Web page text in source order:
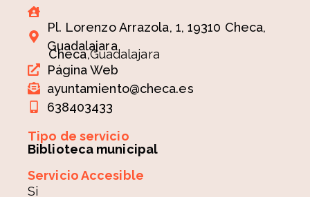
Pl. Lorenzo Arrazola, 1, 19310 Checa,
Guadalajara
Checa,Guadalajara
Página Web
ayuntamiento@checa.es
638403433
Tipo de servicio
Biblioteca municipal
Servicio Accesible
Si